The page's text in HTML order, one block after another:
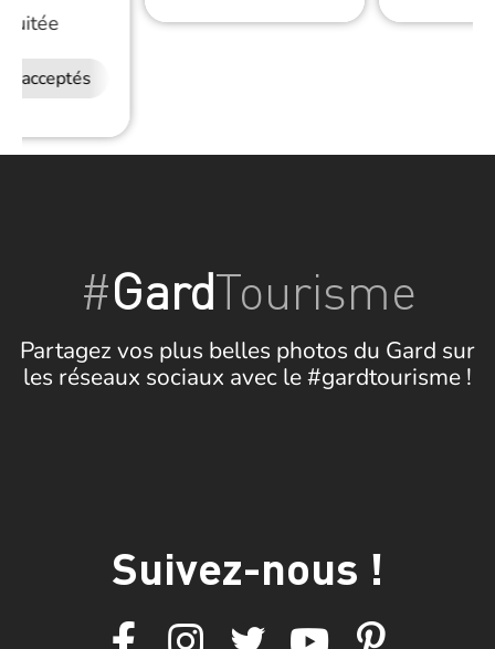
acceptés
#GardTourisme
Partagez vos plus belles photos du Gard sur
les réseaux sociaux avec le #gardtourisme !
Suivez-nous !